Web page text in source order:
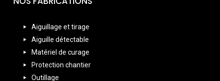
Aiguillage et tirage
Aiguille détectable
Matériel de curage
Protection chantier
Outillage